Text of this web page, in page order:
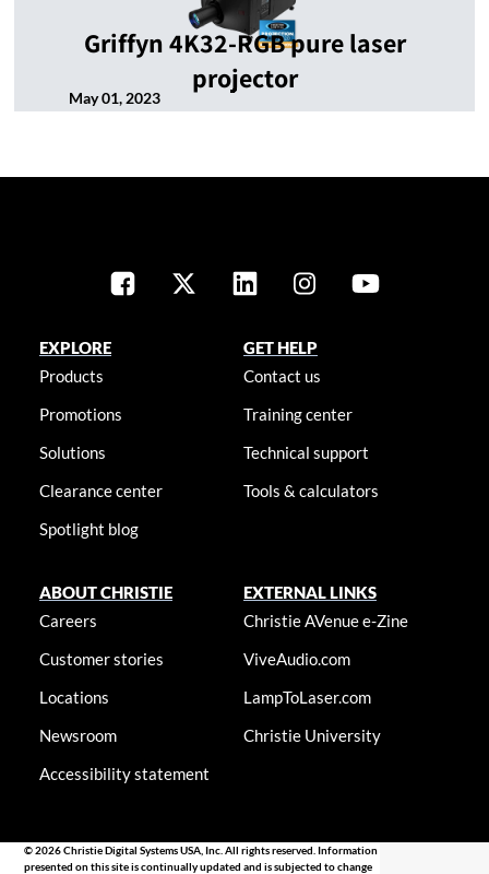
Griffyn 4K32-RGB pure laser
projector
May 01, 2023
EXPLORE
Products
Promotions
Solutions
Clearance center
Spotlight blog
GET HELP
Contact us
Training center
Technical support
Tools & calculators
ABOUT CHRISTIE
Careers
Customer stories
Locations
Newsroom
Accessibility statement
EXTERNAL LINKS
Christie AVenue e-Zine
ViveAudio.com
LampToLaser.com
Christie University
© 2026 Christie Digital Systems USA, Inc. All rights reserved. Information
presented on this site is continually updated and is subjected to change